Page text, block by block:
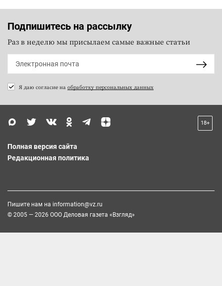
Подпишитесь на рассылку
Раз в неделю мы присылаем самые важные статьи
Я даю согласие на обработку персональных данных
18+
Полная версия сайта
Редакционная политика
Пишите нам на information@vz.ru
© 2005 — 2026 ООО Деловая газета «Взгляд»